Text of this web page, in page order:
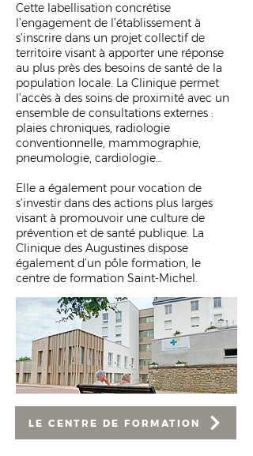
Cette labellisation concrétise
l’engagement de l’établissement à
s’inscrire dans un projet collectif de
territoire visant à apporter une réponse
au plus près des besoins de santé de la
population locale. La Clinique permet
l’accès à des soins de proximité avec un
ensemble de consultations externes :
plaies chroniques, radiologie
conventionnelle, mammographie,
pneumologie, cardiologie…
Elle a également pour vocation de
s’investir dans des actions plus larges
visant à promouvoir une culture de
prévention et de santé publique. La
Clinique des Augustines dispose
également d’un pôle formation, le
centre de formation Saint-Michel.
LE CENTRE DE FORMATION